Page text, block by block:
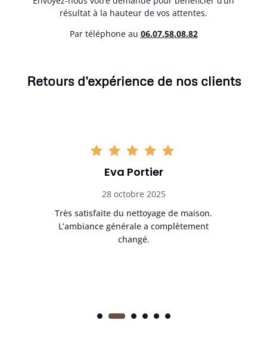
résultat à la hauteur de vos attentes.
Par téléphone au 06.07.58.08.82
Retours d'expérience de nos clients
Eva Portier
28 octobre 2025
Très satisfaite du nettoyage de maison.
L’ambiance générale a complètement
changé.